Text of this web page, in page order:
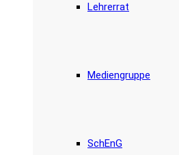
Lehrerrat
Mediengruppe
SchEnG